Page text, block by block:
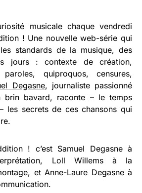
musicale chaque vendredi
! Une nouvelle web-série qui
standards de la musique, des
jours : contexte de création,
quiproquos, censures,
Degasne, journaliste passionné
brin bavard, raconte – le temps
les secrets de ces chansons qui
! c’est Samuel Degasne à
Loll Willems à la
et Anne-Laure Degasne à